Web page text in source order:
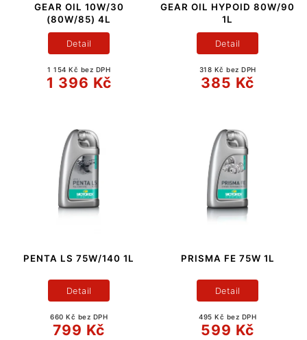
GEAR OIL 10W/30
(80W/85) 4L
1 154 Kč bez DPH
1 396 Kč
Detail
GEAR OIL HYPOID 80W/90
1L
318 Kč bez DPH
385 Kč
Detail
PENTA LS 75W/140 1L
660 Kč bez DPH
799 Kč
Detail
PRISMA FE 75W 1L
495 Kč bez DPH
599 Kč
Detail